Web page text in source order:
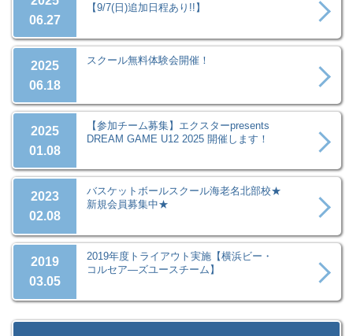
06.27
【9/7(日)追加日程あり!!】
2025
06.18
スクール無料体験会開催！
2025
01.08
【参加チーム募集】エクスターpresents
DREAM GAME U12 2025 開催します！
2023
02.08
バスケットボールスクール海老名北部校★
新規会員募集中★
2019
03.05
2019年度トライアウト実施【横浜ビー・
コルセア―ズユースチーム】